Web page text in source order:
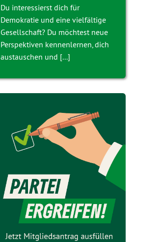
Du interessierst dich für
Demokratie und eine vielfältige
Gesellschaft? Du möchtest neue
Perspektiven kennenlernen, dich
austauschen und [...]